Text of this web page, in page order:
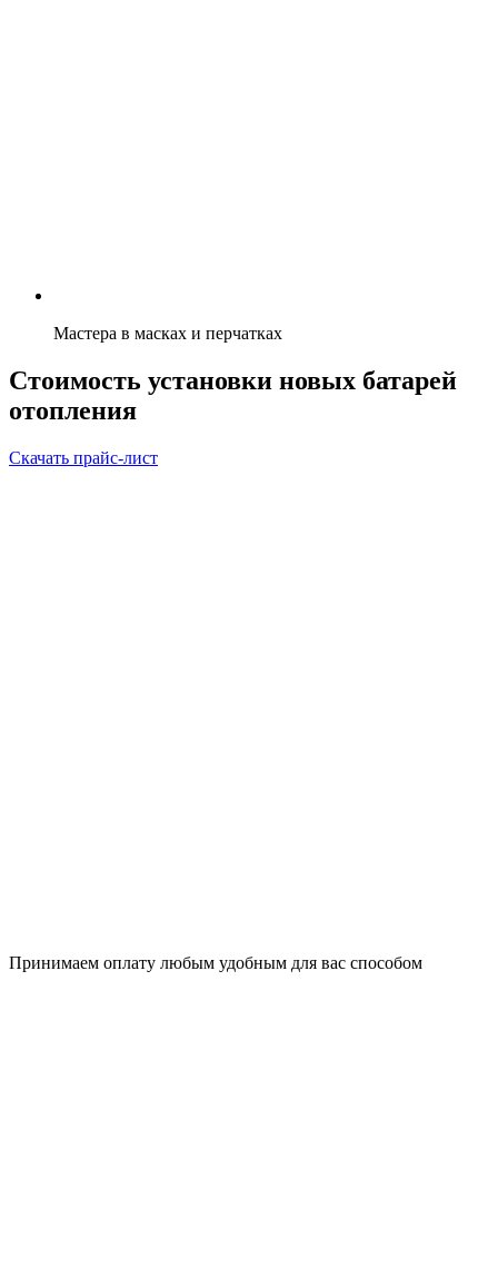
Мастера в масках и перчатках
Стоимость установки новых батарей
отопления
Скачать прайс-лист
Принимаем оплату любым удобным для вас способом